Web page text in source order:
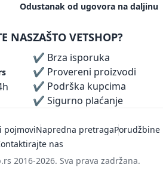
Odustanak od ugovora na daljinu
NASZAŠTO VETSHOP?
✔ Brza isporuka
✔ Provereni proizvodi
✔ Podrška kupcima
✔ Sigurno plaćanje
pojmoviNapredna pretragaPorudžbine
nas
2016-2026. Sva prava zadržana.